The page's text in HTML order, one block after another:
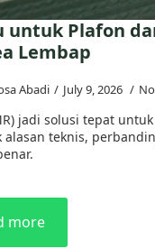
untuk Plafon
Lembap
Abadi July 9, 2026
jadi solusi tepat
alasan teknis,
more